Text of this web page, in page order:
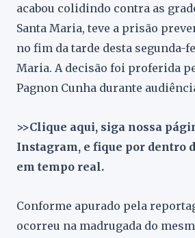
acabou colidindo contra as
Santa Maria, teve a prisão
no fim da tarde desta segunda-
Maria. A decisão foi proferida
Pagnon Cunha durante
>>Clique aqui, siga nossa
Instagram, e fique por dentro
em tempo real.
Conforme apurado pela
ocorreu na madrugada do